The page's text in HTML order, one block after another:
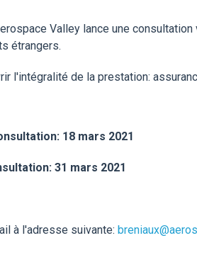
Valley lance une
étrangers.
l'intégralité de la prestation:
18 mars 2021
31 mars 2021
à l'adresse suivante: